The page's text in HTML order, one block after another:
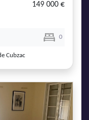
149 000 €
0
Cubzac